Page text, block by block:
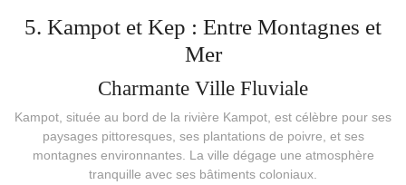
5. Kampot et Kep : Entre Montagnes et
Mer
Charmante Ville Fluviale
Kampot, située au bord de la rivière Kampot, est célèbre pour ses
paysages pittoresques, ses plantations de poivre, et ses
montagnes environnantes. La ville dégage une atmosphère
tranquille avec ses bâtiments coloniaux.